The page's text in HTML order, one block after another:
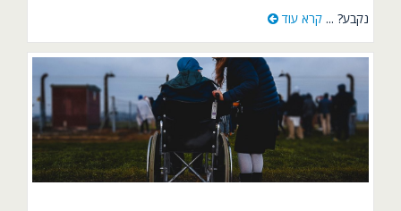
נקבע? ... קרא עוד